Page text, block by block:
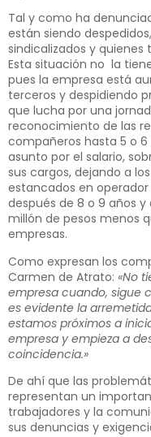
Tal y como ha
están siendo
sindicalizados y quienes
Esta situación no la
pues la empresa está
terceros y despidiendo
que lucha por una
reconocimiento de las
compañeros hasta 5 o 6
asunto por el salario,
sus cargos, dejando a
estancados en
después de 8 o 9 años
millón de pesos menos
empresas.
Como expresan los
Carmen de Atrato: «No
empresa cuando, sigue
es evidente la
estamos próximos a
empresa y empieza a
coincidencia.»
De ahí que las
representan un
trabajadores y la
sus denuncias y